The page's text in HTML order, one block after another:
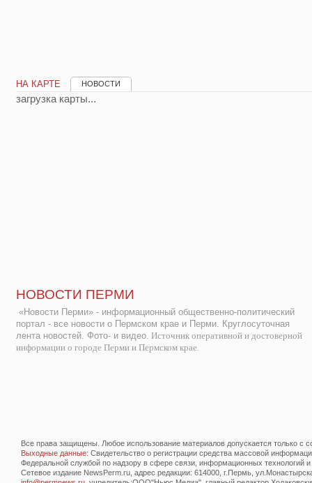
НА КАРТЕ НОВОСТИ
загрузка карты...
НОВОСТИ ПЕРМИ
«Новости Перми» - информационный общественно-политический
портал - все новости о Пермском крае и Перми. Круглосуточная
лента новостей. Фото- и видео. Источник оперативной и достоверной
информации о городе Перми и Пермском крае.
Все права защищены. Любое использование материалов допускается только с
Выходные данные: Свидетельство о регистрации средства массовой
Федеральной службой по надзору в сфере связи, информационных технологий
Сетевое издание NewsPerm.ru, адрес редакции: 614000, г.Пермь,